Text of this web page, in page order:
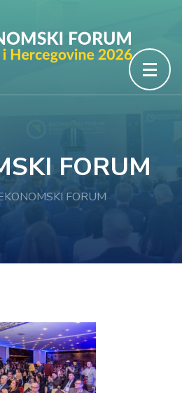
FORUM
FORUM